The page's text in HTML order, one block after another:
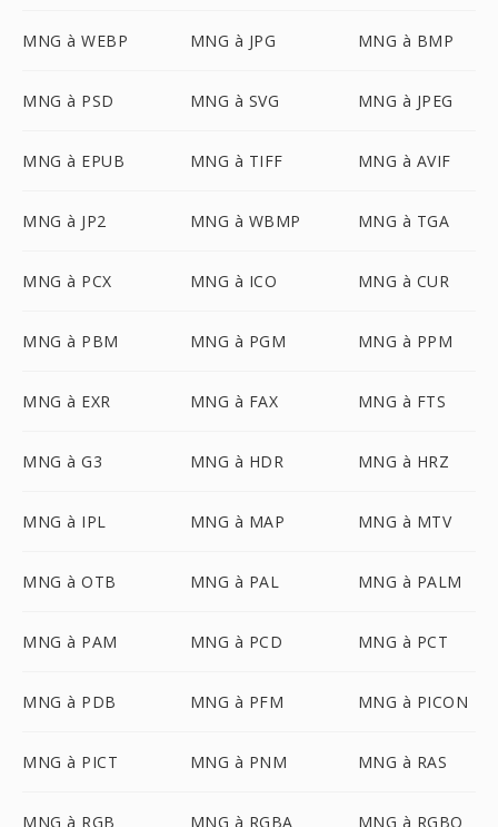
MNG à WEBP MNG à JPG MNG à BMP
MNG à PSD MNG à SVG MNG à JPEG
MNG à EPUB MNG à TIFF MNG à AVIF
MNG à JP2 MNG à WBMP MNG à TGA
MNG à PCX MNG à ICO MNG à CUR
MNG à PBM MNG à PGM MNG à PPM
MNG à EXR MNG à FAX MNG à FTS
MNG à G3 MNG à HDR MNG à HRZ
MNG à IPL MNG à MAP MNG à MTV
MNG à OTB MNG à PAL MNG à PALM
MNG à PAM MNG à PCD MNG à PCT
MNG à PDB MNG à PFM MNG à PICON
MNG à PICT MNG à PNM MNG à RAS
MNG à RGB MNG à RGBA MNG à RGBO